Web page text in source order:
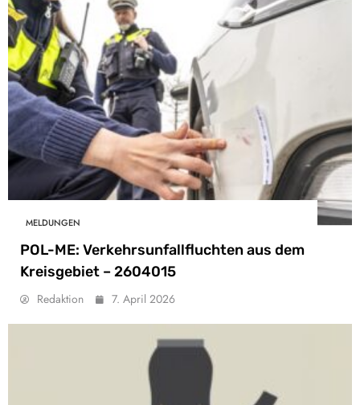
MELDUNGEN
POL-ME: Verkehrsunfallfluchten aus dem
Kreisgebiet – 2604015
Redaktion 7. April 2026